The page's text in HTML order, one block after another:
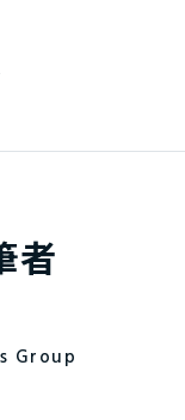
者
Group